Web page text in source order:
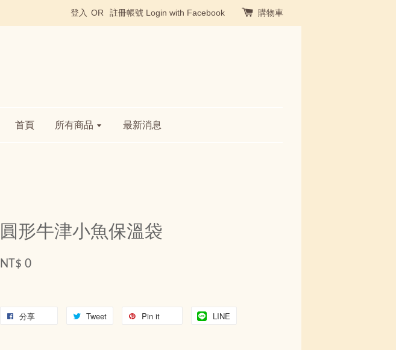
登入 OR 註冊帳號 Login with Facebook 購物車
首頁 所有商品 最新消息
圓形牛津小魚保溫袋
NT$ 0
分享 Tweet Pin it LINE